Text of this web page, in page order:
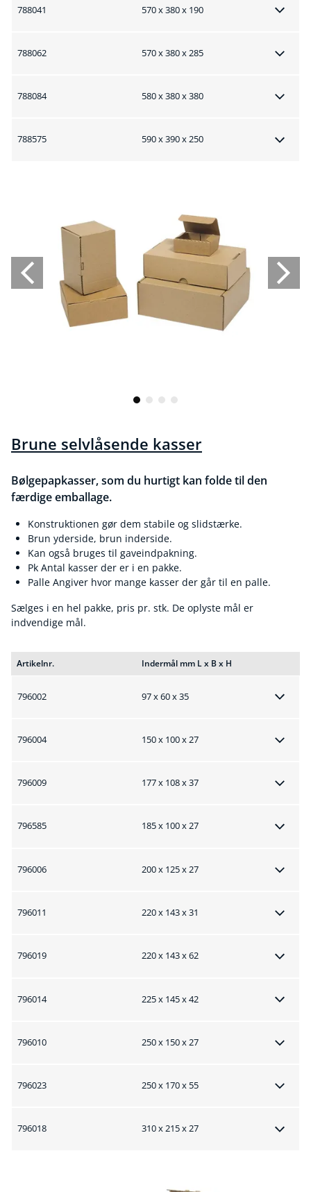
788041 570 x 380 x 190
788062 570 x 380 x 285
788084 580 x 380 x 380
788575 590 x 390 x 250
Brune selvlåsende kasser
Bølgepapkasser, som du hurtigt kan folde til den
færdige emballage.
Konstruktionen gør dem stabile og slidstærke.
Brun yderside, brun inderside.
Kan også bruges til gaveindpakning.
Pk Antal kasser der er i en pakke.
Palle Angiver hvor mange kasser der går til en palle.
Sælges i en hel pakke, pris pr. stk. De oplyste mål er
indvendige mål.
Artikelnr. Indermål mm L x B x H
796002 97 x 60 x 35
796004 150 x 100 x 27
796009 177 x 108 x 37
796585 185 x 100 x 27
796006 200 x 125 x 27
796011 220 x 143 x 31
796019 220 x 143 x 62
796014 225 x 145 x 42
796010 250 x 150 x 27
796023 250 x 170 x 55
796018 310 x 215 x 27